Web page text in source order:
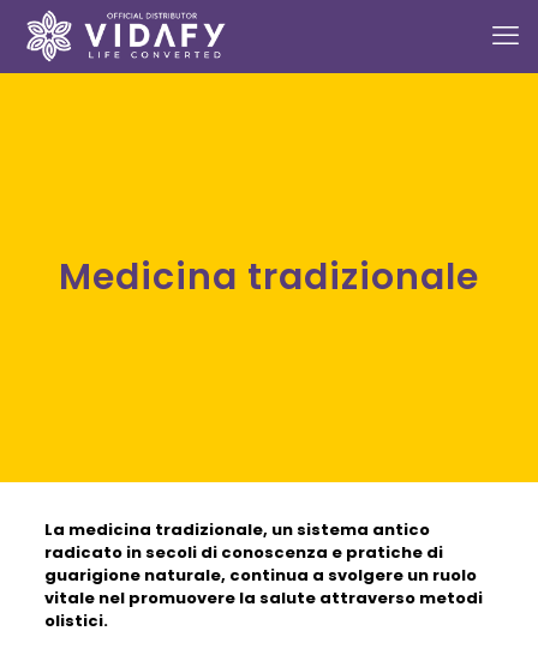
Medicina tradizionale
La medicina tradizionale, un sistema antico
radicato in secoli di conoscenza e pratiche di
guarigione naturale, continua a svolgere un ruolo
vitale nel promuovere la salute attraverso metodi
olistici.